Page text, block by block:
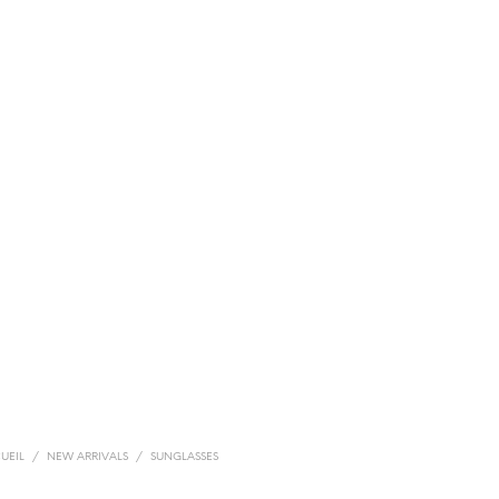
/ NEW ARRIVALS / SUNGLASSES